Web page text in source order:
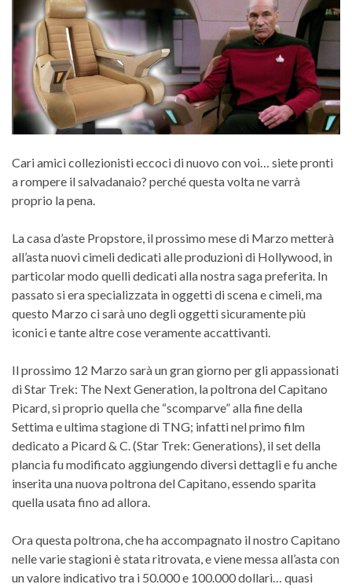
Cari amici collezionisti eccoci di nuovo con voi… siete pronti
a rompere il salvadanaio? perché questa volta ne varrà
proprio la pena.
La casa d’aste Propstore, il prossimo mese di Marzo metterà
all’asta nuovi cimeli dedicati alle produzioni di Hollywood, in
particolar modo quelli dedicati alla nostra saga preferita. In
passato si era specializzata in oggetti di scena e cimeli, ma
questo Marzo ci sarà uno degli oggetti sicuramente più
iconici e tante altre cose veramente accattivanti.
Il prossimo 12 Marzo sarà un gran giorno per gli appassionati
di Star Trek: The Next Generation, la poltrona del Capitano
Picard, si proprio quella che “scomparve” alla fine della
Settima e ultima stagione di TNG; infatti nel primo film
dedicato a Picard & C. (Star Trek: Generations), il set della
plancia fu modificato aggiungendo diversi dettagli e fu anche
inserita una nuova poltrona del Capitano, essendo sparita
quella usata fino ad allora.
Ora questa poltrona, che ha accompagnato il nostro Capitano
nelle varie stagioni è stata ritrovata, e viene messa all’asta con
un valore indicativo tra i 50.000 e 100.000 dollari… quasi